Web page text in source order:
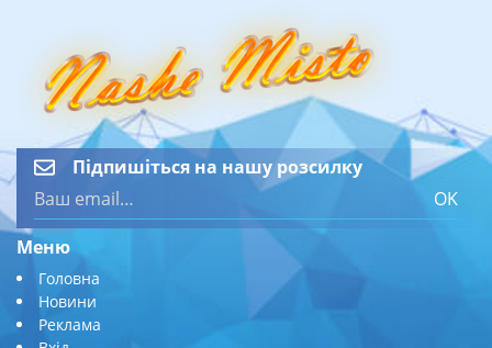
Підпишіться на нашу розсилку
OK
Меню
Головна
Новини
Реклама